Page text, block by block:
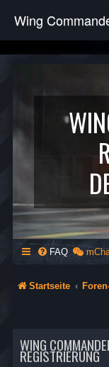
Wing
FAQ
Startseite
WING
REGISTRIERUNG